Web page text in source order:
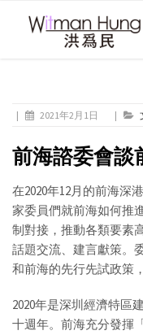
| 2021年2月1日 |
前海諮委會談
在2020年12月的前海深
家委員們就前海如何推
制對接，推動各類要素
話題交流、建言獻策。
和前海的先行先試政策
2020年是深圳經濟特區
十週年。前海充分發揮